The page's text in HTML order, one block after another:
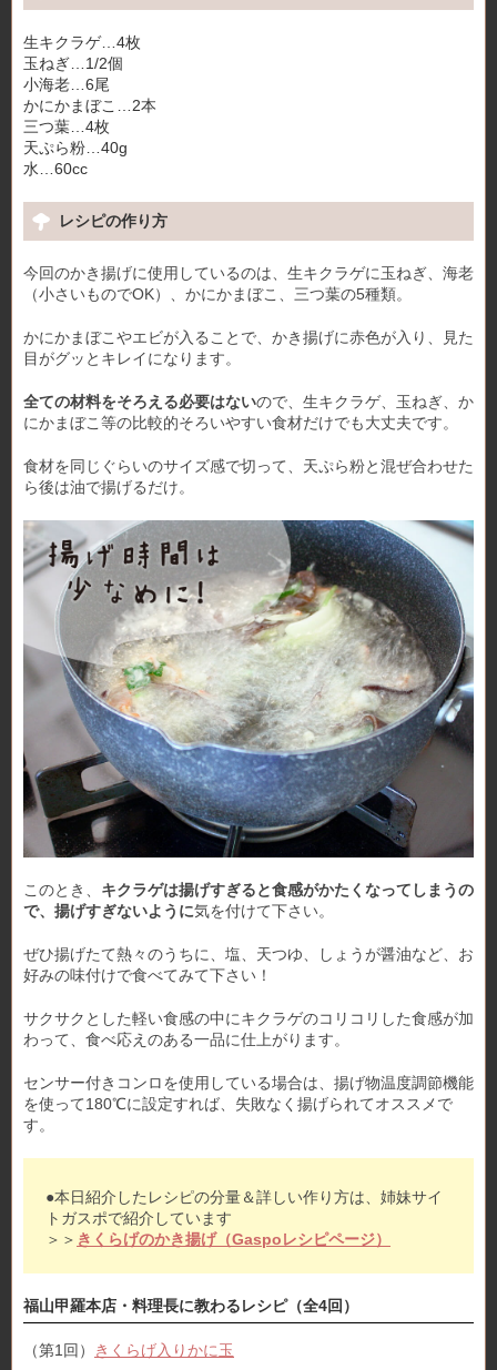
生キクラゲ…4枚
玉ねぎ…1/2個
小海老…6尾
かにかまぼこ…2本
三つ葉…4枚
天ぷら粉…40g
水…60cc
レシピの作り方
今回のかき揚げに使用しているのは、生キクラゲに玉ねぎ、海老
（小さいものでOK）、かにかまぼこ、三つ葉の5種類。
かにかまぼこやエビが入ることで、かき揚げに赤色が入り、見た
目がグッとキレイになります。
全ての材料をそろえる必要はないので、生キクラゲ、玉ねぎ、か
にかまぼこ等の比較的そろいやすい食材だけでも大丈夫です。
食材を同じぐらいのサイズ感で切って、天ぷら粉と混ぜ合わせた
ら後は油で揚げるだけ。
このとき、 キクラゲは揚げすぎると食感がかたくなってしまうの
で、揚げすぎないように気を付けて下さい。
ぜひ揚げたて熱々のうちに、塩、天つゆ、しょうが醤油など、お
好みの味付けで食べてみて下さい！
サクサクとした軽い食感の中にキクラゲのコリコリした食感が加
わって、食べ応えのある一品に仕上がります。
センサー付きコンロを使用している場合は、揚げ物温度調節機能
を使って180℃に設定すれば、失敗なく揚げられてオススメで
す。
●本日紹介したレシピの分量＆詳しい作り方は、姉妹サイ
トガスポで紹介しています
＞＞ きくらげのかき揚げ（Gaspoレシピページ）
福山甲羅本店・料理長に教わるレシピ（全4回）
（第1回） きくらげ入りかに玉